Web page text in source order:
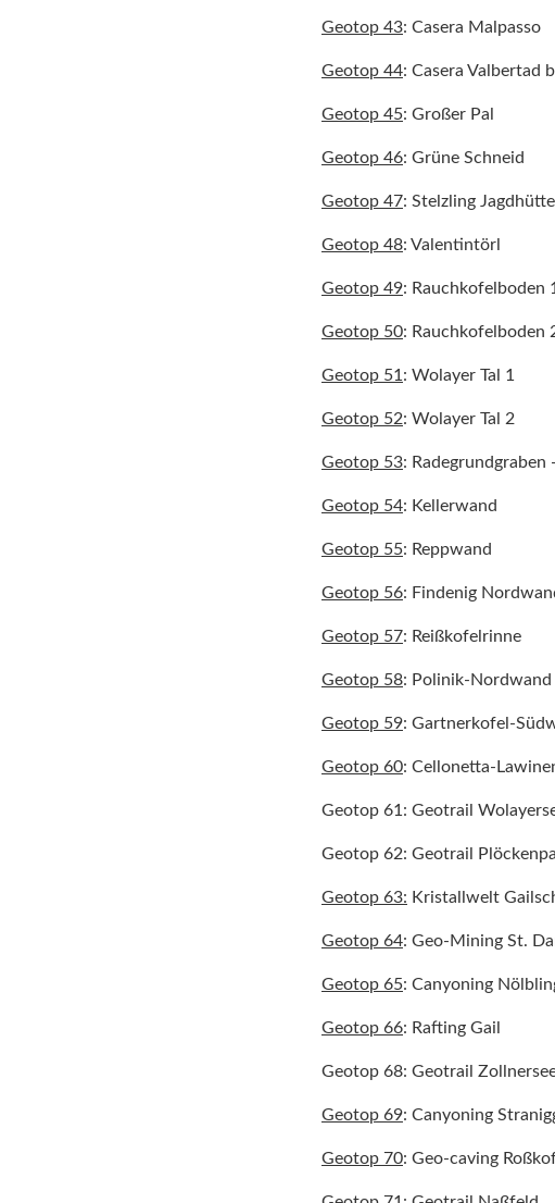
Geotop 43: Casera Malpasso
Geotop 44: Casera Valbertad
Geotop 45: Großer Pal
Geotop 46: Grüne Schneid
Geotop 47: Stelzling Jagdhütte
Geotop 48: Valentintörl
Geotop 49: Rauchkofelboden 1
Geotop 50: Rauchkofelboden
Geotop 51 : Wolayer Tal 1
Geotop 52: Wolayer Tal 2
Geotop 53: Radegrundgraben
Geotop 54: Kellerwand
Geotop 55: Reppwand
Geotop 56: Findenig
Geotop 57: Reißkofelrinne
Geotop 58: Polinik-Nordwand
Geotop 59: Gartnerkofel-
Geotop 60: Cellonetta-
Geotop 61: Geotrail
Geotop 62: Geotrail
Geotop 63: Kristallwelt
Geotop 64: Geo-Mining St.
Geotop 65: Canyoning
Geotop 66: Rafting Gail
Geotop 68: Geotrail
Geotop 69: Canyoning
Geotop 70: Geo-caving